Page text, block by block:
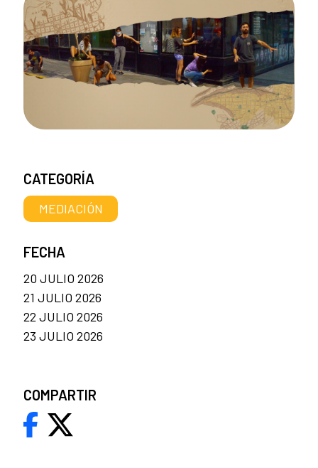
CATEGORÍA
MEDIACIÓN
FECHA
20 JULIO 2026
21 JULIO 2026
22 JULIO 2026
23 JULIO 2026
COMPARTIR